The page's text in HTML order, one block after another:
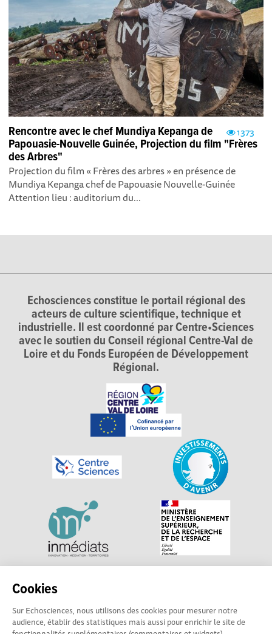
Cookies
Sur Echosciences, nous utilisons des cookies pour mesurer notre
audience, établir des statistiques mais aussi pour enrichir le site de
1373
Rencontre avec le chef Mundiya Kepanga de
Papouasie-Nouvelle Guinée, Projection du film "Frères
des Arbres"
Projection du film « Frères des arbres » en présence de
Mundiya Kepanga chef de Papouasie Nouvelle-Guinée
Attention lieu : auditorium du...
Echosciences constitue le portail régional des
acteurs de culture scientifique, technique et
industrielle. Il est coordonné par Centre•Sciences
avec le soutien du Conseil régional Centre-Val de
Loire et du Fonds Européen de Développement
Régional.
Explorer, s’exprimer, rentrer en contact : Echosciences
sciences et de technologies du territoire. Propulsé par
Centre•Sciences/ Contact : echosciences@centre-